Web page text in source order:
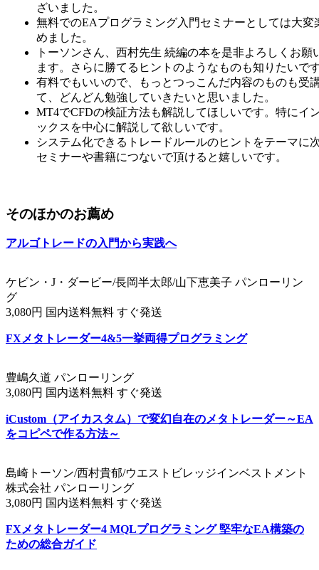
ざいました。
無料でのEAプログラミング入門セミナーとしては大変
めました。
トーソンさん、西村先生 続編の本を是非よろしくお願
ます。さらに勝てるヒントのようなものも知りたいで
有料でもいいので、もっとつっこんだ内容のものも受
て、どんどん勉強していきたいと思いました。
MT4でCFDの検証方法も解説してほしいです。特にイ
ックスを中心に解説して欲しいです。
システム化できるトレードルールのヒントをテーマに
セミナーや書籍につないで頂けると嬉しいです。
そのほかのお薦め
アルゴトレードの入門から実践へ
ケビン・J・ダービー/長岡半太郎/山下恵美子 パンローリン
グ
3,080円 国内送料無料 すぐ発送
FXメタトレーダー4&5一挙両得プログラミング
豊嶋久道 パンローリング
3,080円 国内送料無料 すぐ発送
iCustom（アイカスタム）で変幻自在のメタトレーダー～EA
をコピペで作る方法～
島崎トーソン/西村貴郁/ウエストビレッジインベストメント
株式会社 パンローリング
3,080円 国内送料無料 すぐ発送
FXメタトレーダー4 MQLプログラミング 堅牢なEA構築の
ための総合ガイド